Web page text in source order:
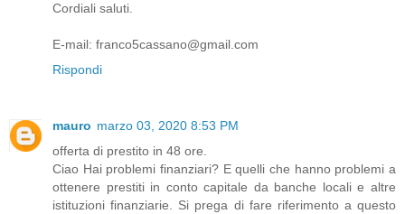
Cordiali saluti.
E-mail: franco5cassano@gmail.com
Rispondi
mauro marzo 03, 2020 8:53 PM
offerta di prestito in 48 ore.
Ciao Hai problemi finanziari? E quelli che hanno problemi a
ottenere prestiti in conto capitale da banche locali e altre
istituzioni finanziarie. Si prega di fare riferimento a questo